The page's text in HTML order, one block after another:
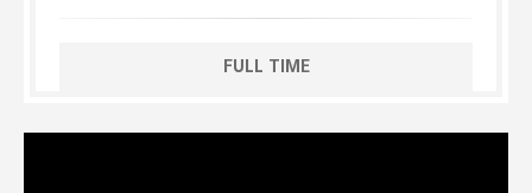
FULL TIME